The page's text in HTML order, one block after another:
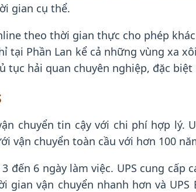
gian cụ thể.
theo thời gian thực cho phép
Phần Lan kể cả những vùng xa
hải quan chuyên nghiệp, đặc
chuyển tin cậy với chi phí hợp lý.
vận chuyển toàn cầu với hơn 100
6 ngày làm việc. UPS cung cấp
gian vận chuyển nhanh hơn và